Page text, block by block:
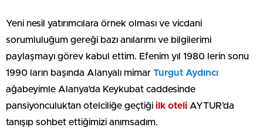
Yeni nesil yatırımcılara örnek olması ve vicdani
sorumluluğum gereği bazı anılarımı ve bilgilerimi
paylaşmayı görev kabul ettim. Efenim yıl 1980 lerin sonu
1990 ların başında Alanyalı mimar Turgut Aydıncı
ağabeyimle Alanya’da Keykubat caddesinde
pansiyonculuktan otelciliğe geçtiği ilk oteli AYTUR’da
tanışıp sohbet ettiğimizi anımsadım.